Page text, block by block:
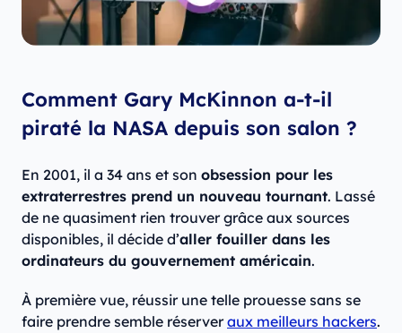
Comment Gary McKinnon a-t-il
piraté la NASA depuis son salon ?
En 2001, il a 34 ans et son obsession pour les
extraterrestres prend un nouveau tournant. Lassé
de ne quasiment rien trouver grâce aux sources
disponibles, il décide d’aller fouiller dans les
ordinateurs du gouvernement américain.
À première vue, réussir une telle prouesse sans se
faire prendre semble réserveraux meilleurs hackers.